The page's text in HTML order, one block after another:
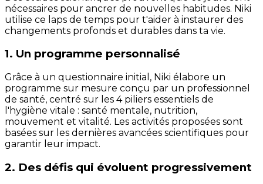
nécessaires pour ancrer de nouvelles habitudes. Niki
utilise ce laps de temps pour t'aider à instaurer des
changements profonds et durables dans ta vie.
1. Un programme personnalisé
Grâce à un questionnaire initial, Niki élabore un
programme sur mesure conçu par un professionnel
de santé, centré sur les 4 piliers essentiels de
l'hygiène vitale : santé mentale, nutrition,
mouvement et vitalité. Les activités proposées sont
basées sur les dernières avancées scientifiques pour
garantir leur impact.
2. Des défis qui évoluent progressivement